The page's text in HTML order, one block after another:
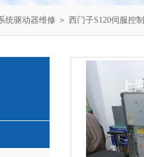
统驱动器维修 ＞ 西门子S120伺服控